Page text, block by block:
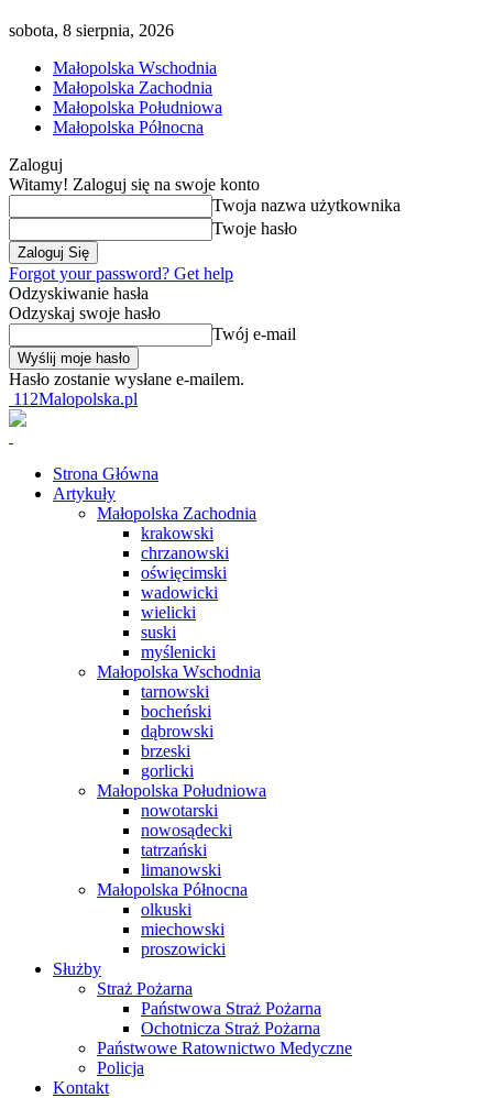
sobota, 8 sierpnia, 2026
Małopolska Wschodnia
Małopolska Zachodnia
Małopolska Południowa
Małopolska Północna
Zaloguj
Witamy! Zaloguj się na swoje konto
Twoja nazwa użytkownika
Twoje hasło
Forgot your password? Get help
Odzyskiwanie hasła
Odzyskaj swoje hasło
Twój e-mail
Hasło zostanie wysłane e-mailem.
112Malopolska.pl
Strona Główna
Artykuły
Małopolska Zachodnia
krakowski
chrzanowski
oświęcimski
wadowicki
wielicki
suski
myślenicki
Małopolska Wschodnia
tarnowski
bocheński
dąbrowski
brzeski
gorlicki
Małopolska Południowa
nowotarski
nowosądecki
tatrzański
limanowski
Małopolska Północna
olkuski
miechowski
proszowicki
Służby
Straż Pożarna
Państwowa Straż Pożarna
Ochotnicza Straż Pożarna
Państwowe Ratownictwo Medyczne
Policja
Kontakt